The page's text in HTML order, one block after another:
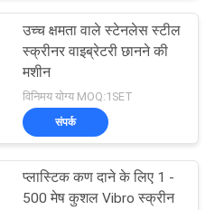
उच्च क्षमता वाले स्टेनलेस स्टील
स्क्रीनर वाइब्रेटरी छानने की
मशीन
विनिमय योग्य MOQ:1SET
संपर्क
प्लास्टिक कण दाने के लिए 1 -
500 मेष कुशल Vibro स्क्रीन